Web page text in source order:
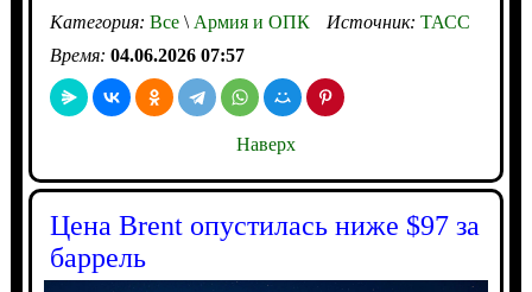
Категория: Все\Армия и ОПК Источник: ТАСС
Время: 04.06.2026 07:57
Наверх
Цена Brent опустилась ниже $97 за
баррель